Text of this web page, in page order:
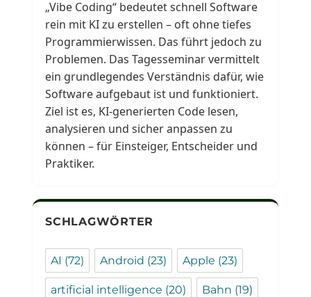
„Vibe Coding“ bedeutet schnell Software
rein mit KI zu erstellen – oft ohne tiefes
Programmierwissen. Das führt jedoch zu
Problemen. Das Tagesseminar vermittelt
ein grundlegendes Verständnis dafür, wie
Software aufgebaut ist und funktioniert.
Ziel ist es, KI-generierten Code lesen,
analysieren und sicher anpassen zu
können – für Einsteiger, Entscheider und
Praktiker.
SCHLAGWÖRTER
AI (72) Android (23) Apple (23)
artificial intelligence (20) Bahn (19)